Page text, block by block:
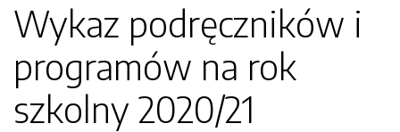
Wykaz podręczników i
programów na rok
szkolny 2020/21